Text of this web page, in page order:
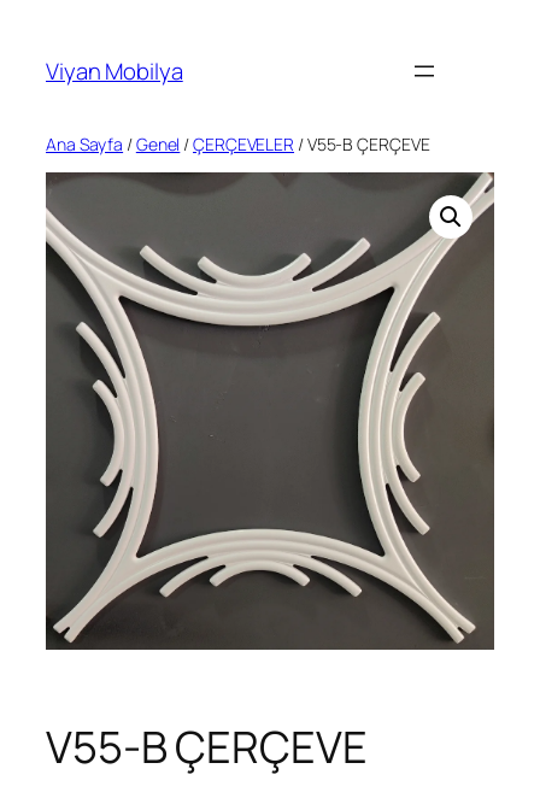
Viyan Mobilya
Ana Sayfa /Genel /ÇERÇEVELER / V55-B ÇERÇEVE
V55-B ÇERÇEVE